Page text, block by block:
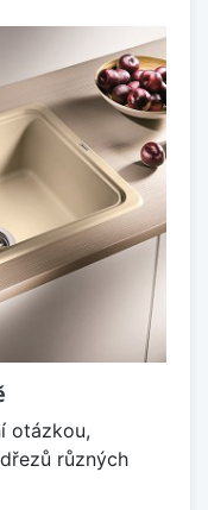
otázkou,
různých